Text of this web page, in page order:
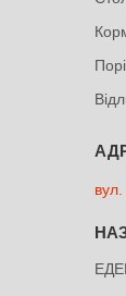
вул.